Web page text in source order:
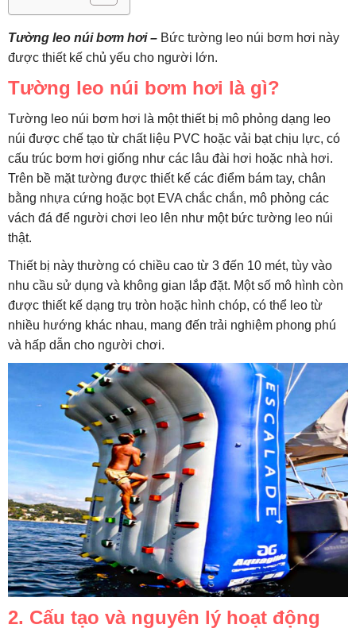
Tường leo núi bơm hơi – Bức tường leo núi bơm hơi này
được thiết kế chủ yếu cho người lớn.
Tường leo núi bơm hơi là gì?
Tường leo núi bơm hơi là một thiết bị mô phỏng dạng leo
núi được chế tạo từ chất liệu PVC hoặc vải bạt chịu lực, có
cấu trúc bơm hơi giống như các lâu đài hơi hoặc nhà hơi.
Trên bề mặt tường được thiết kế các điểm bám tay, chân
bằng nhựa cứng hoặc bọt EVA chắc chắn, mô phỏng các
vách đá để người chơi leo lên như một bức tường leo núi
thật.
Thiết bị này thường có chiều cao từ 3 đến 10 mét, tùy vào
nhu cầu sử dụng và không gian lắp đặt. Một số mô hình còn
được thiết kế dạng trụ tròn hoặc hình chóp, có thể leo từ
nhiều hướng khác nhau, mang đến trải nghiệm phong phú
và hấp dẫn cho người chơi.
2. Cấu tạo và nguyên lý hoạt động